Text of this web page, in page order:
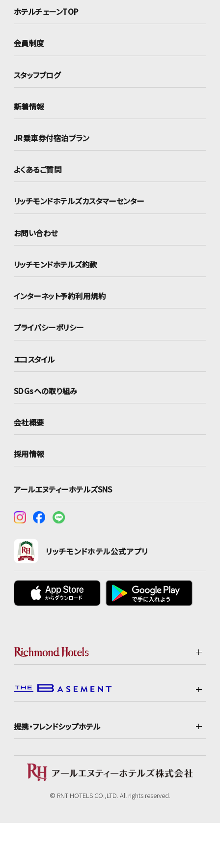
ホテルチェーンTOP
会員制度
スタッフブログ
新着情報
JR乗車券付宿泊プラン
よくあるご質問
リッチモンドホテルズカスタマーセンター
お問い合わせ
リッチモンドホテルズ約款
インターネット予約利用規約
プライバシーポリシー
エコスタイル
SDGsへの取り組み
会社概要
採用情報
アールエヌティーホテルズSNS
リッチモンドホテル公式アプリ
提携・フレンドシップホテル
© RNT HOTELS CO.,LTD. All rights reserved.